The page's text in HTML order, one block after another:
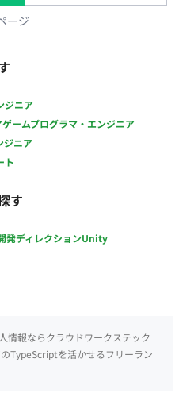
し支えない範囲で、直近3
： 短期前提で参画した案件
ス
ージ
ジニア
ゲームプログラマ・エンジニア
ジニア
ト
す
発ディレクションUnity
情報ならクラウドワークステック
TypeScriptを活かせるフリーラン